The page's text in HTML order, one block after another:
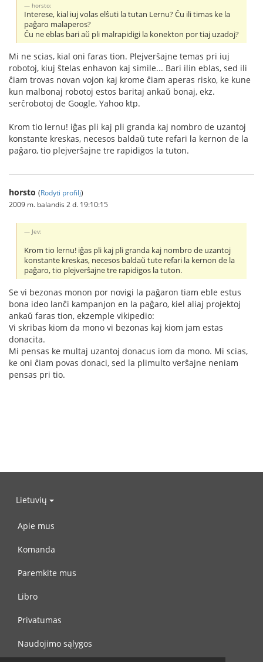
horsto:
Interese, kial iuj volas elŝuti la tutan Lernu? Ĉu ili timas ke la
paĝaro malaperos?
Ĉu ne eblas bari aŭ pli malrapidigi la konekton por tiaj uzadoj?
Mi ne scias, kial oni faras tion. Plejverŝajne temas pri iuj
robotoj, kiuj ŝtelas enhavon kaj simile... Bari ilin eblas, sed ili
ĉiam trovas novan vojon kaj krome ĉiam aperas risko, ke kune
kun malbonaj robotoj estos baritaj ankaŭ bonaj, ekz.
serĉrobotoj de Google, Yahoo ktp.
Krom tio lernu! iĝas pli kaj pli granda kaj nombro de uzantoj
konstante kreskas, necesos baldaŭ tute refari la kernon de la
paĝaro, tio plejverŝajne tre rapidigos la tuton.
horsto (Rodyti profilį)
2009 m. balandis 2 d. 19:10:15
Jev:
Krom tio lernu! iĝas pli kaj pli granda kaj nombro de uzantoj
konstante kreskas, necesos baldaŭ tute refari la kernon de la
paĝaro, tio plejverŝajne tre rapidigos la tuton.
Se vi bezonas monon por novigi la paĝaron tiam eble estus
bona ideo lanĉi kampanjon en la paĝaro, kiel aliaj projektoj
ankaŭ faras tion, ekzemple vikipedio:
Vi skribas kiom da mono vi bezonas kaj kiom jam estas
donacita.
Mi pensas ke multaj uzantoj donacus iom da mono. Mi scias,
ke oni ĉiam povas donaci, sed la plimulto verŝajne neniam
pensas pri tio.
Lietuvių
Apie mus
Komanda
Paremkite mus
Libro
Privatumas
Naudojimo sąlygos